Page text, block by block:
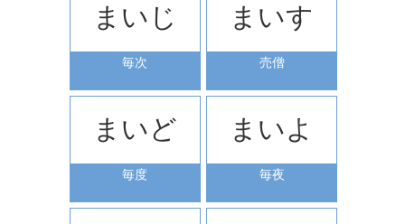
まいじ
毎次
まいす
売僧
まいど
毎度
まいよ
毎夜